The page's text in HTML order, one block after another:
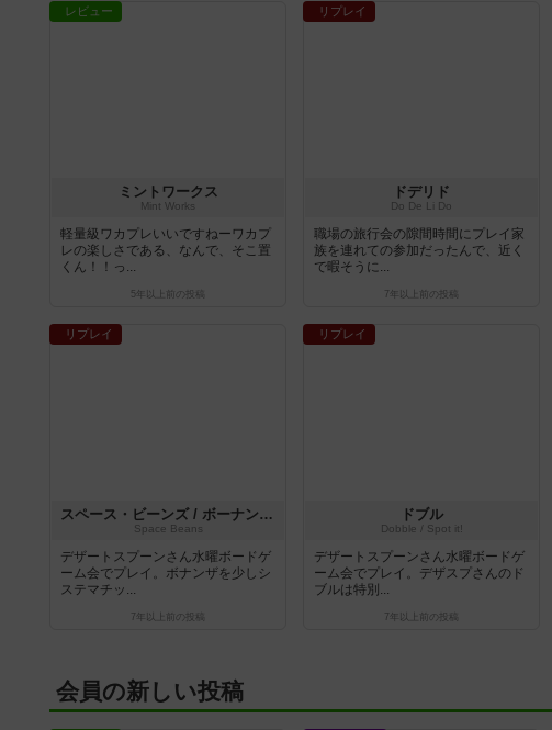
レビュー
ミントワークス
Mint Works
軽量級ワカプレいいですねーワカプ
レの楽しさである、なんで、そこ置
くん！！っ...
5年以上前 の投稿
リプレイ
ドデリド
Do De Li Do
職場の旅行会の隙間時間にプレイ家
族を連れての参加だったんで、近く
で暇そうに...
7年以上前 の投稿
リプレイ
スペース・ビーンズ / ボーナンザ・ギャラクシーズ
Space Beans
デザートスプーンさん水曜ボードゲ
ーム会でプレイ。ボナンザを少しシ
ステマチッ...
7年以上前 の投稿
リプレイ
ドブル
Dobble / Spot it!
デザートスプーンさん水曜ボードゲ
ーム会でプレイ。デザスプさんのド
ブルは特別...
7年以上前 の投稿
会員の新しい投稿